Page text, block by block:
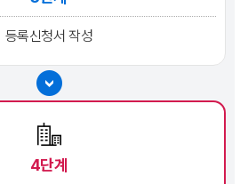
등록신청서 작성
4단계